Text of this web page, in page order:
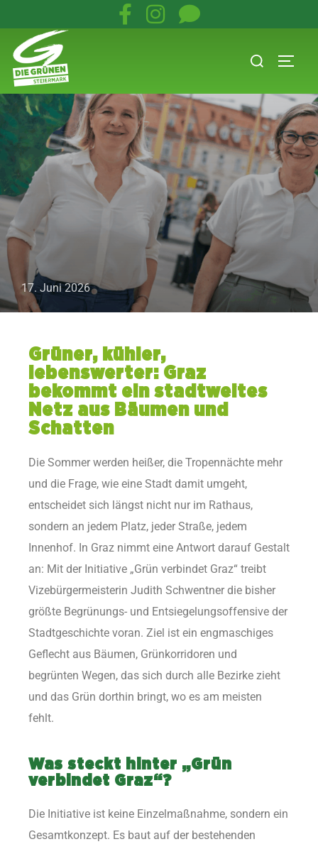
17. Juni 2026
Grüner, kühler,
lebenswerter: Graz
bekommt ein stadtweites
Netz aus Bäumen und
Schatten
Die Sommer werden heißer, die Tropennächte mehr
und die Frage, wie eine Stadt damit umgeht,
entscheidet sich längst nicht nur im Rathaus,
sondern an jedem Platz, jeder Straße, jedem
Innenhof. In Graz nimmt eine Antwort darauf Gestalt
an: Mit der Initiative „Grün verbindet Graz“ treibt
Vizebürgermeisterin Judith Schwentner die bisher
größte Begrünungs- und Entsiegelungsoffensive der
Stadtgeschichte voran. Ziel ist ein engmaschiges
Geflecht aus Bäumen, Grünkorridoren und
begrünten Wegen, das sich durch alle Bezirke zieht
und das Grün dorthin bringt, wo es am meisten
fehlt.
Was steckt hinter „Grün
verbindet Graz“?
Die Initiative ist keine Einzelmaßnahme, sondern ein
Gesamtkonzept. Es baut auf der bestehenden